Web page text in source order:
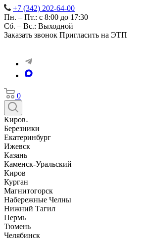
+7 (342) 202-64-00
Пн. – Пт.: с 8:00 до 17:30
Сб. – Вс.: Выходной
Заказать звонок Пригласить на ЭТП
0
Киров
Березники
Екатеринбург
Ижевск
Казань
Каменск-Уральский
Киров
Курган
Магнитогорск
Набережные Челны
Нижний Тагил
Пермь
Тюмень
Челябинск